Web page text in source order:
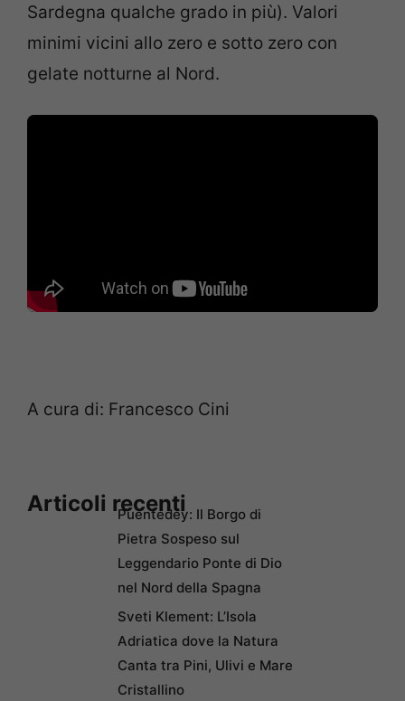
Sardegna qualche grado in più). Valori
minimi vicini allo zero e sotto zero con
gelate notturne al Nord.
A cura di: Francesco Cini
Articoli recentiPuentedey: Il Borgo di
Pietra Sospeso sul
Leggendario Ponte di Dio
nel Nord della Spagna
Sveti Klement: L’Isola
Adriatica dove la Natura
Canta tra Pini, Ulivi e Mare
Cristallino